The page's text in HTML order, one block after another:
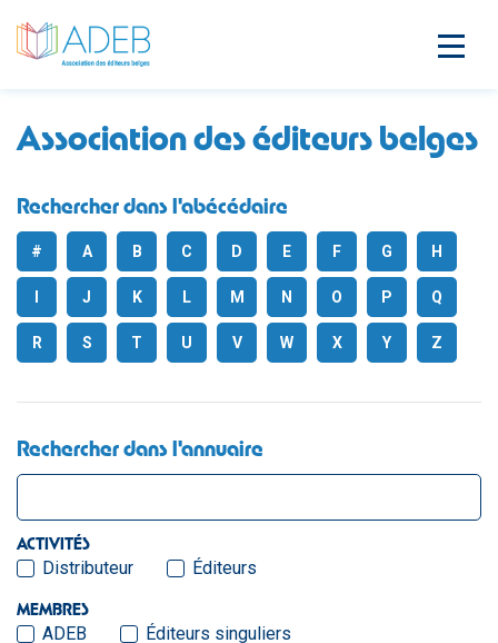
Association des éditeurs belges
Rechercher dans l'abécédaire
# A B C D E F G H
J K L M N O P Q
R S T U V W X Y Z
Rechercher dans l'annuaire
ACTIVITÉS
Distributeur Éditeurs
MEMBRES
ADEB
Éditeurs singuliers